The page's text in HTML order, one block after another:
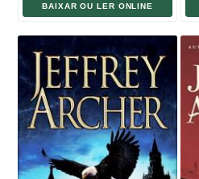
BAIXAR OU LER ONLINE